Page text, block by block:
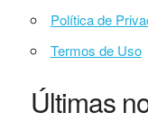
Política de
Termos de Uso
Últimas